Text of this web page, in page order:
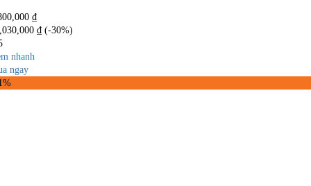
₫
₫ (-30%)
nhanh
ngay